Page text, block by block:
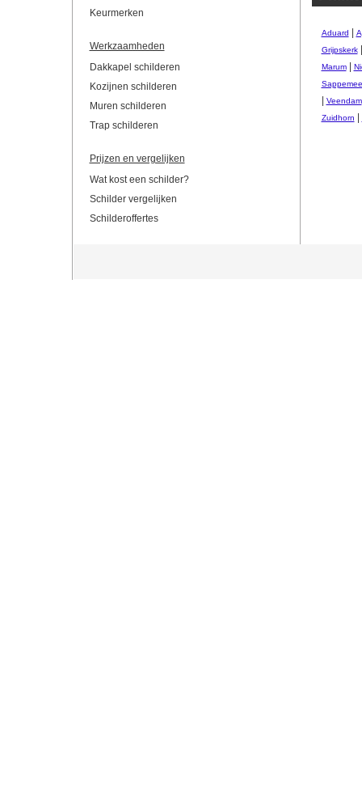
Keurmerken
Werkzaamheden
Dakkapel schilderen
Kozijnen schilderen
Muren schilderen
Trap schilderen
Prijzen en vergelijken
Wat kost een schilder?
Schilder vergelijken
Schilderoffertes
Aduard
Grijpskerk
Marum|
Veendam
Zuidhorn